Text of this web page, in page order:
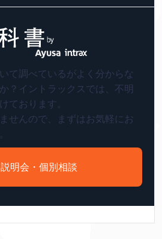
て調べているがよく分からな
？イントラックスでは、不明
ております。
せんので、まずはお気軽にお
明会・個別相談